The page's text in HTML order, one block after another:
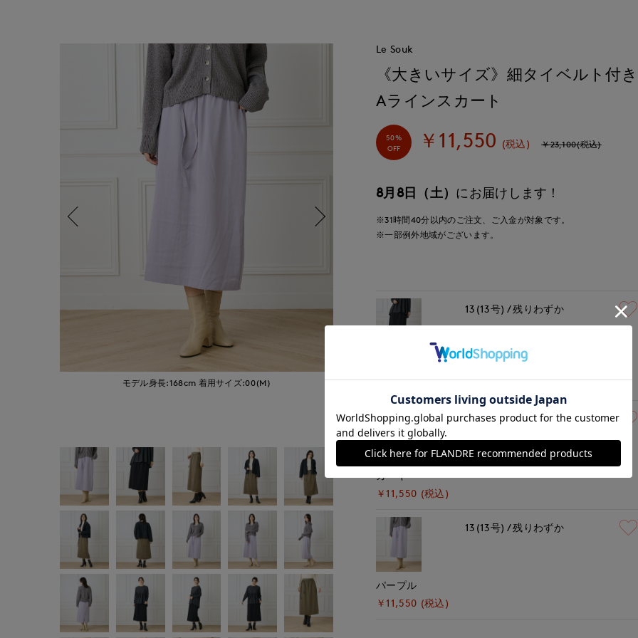
モデル身長:168cm 着用サイズ:00(M) モデル身長:168cm 着用サイズ:00(M)
Le Souk
《大きいサイズ》細タイベルト付き
Aラインスカート
50%
OFF
￥11,550 (税込) ￥23,100(税込)
8月8日（土） にお届けします！
※31時間40分以内のご注文、ご入金が対象です。
※一部例外地域がございます。
￥11,550 (税込)
13(13号) 残りわずか
カーキ
￥11,550 (税込)
13(13号) 残りわずか
パープル
￥11,550 (税込)
13(13号) 残りわずか